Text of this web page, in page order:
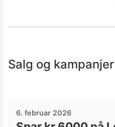
av Nordens
settes det
så ta turen
Salg og kampanjer
6. februar 2026